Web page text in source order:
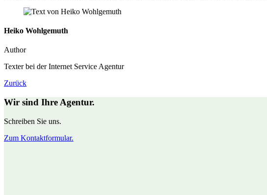
Heiko Wohlgemuth
Author
Texter bei der Internet Service Agentur
Zurück
Wir sind Ihre Agentur.
Schreiben Sie uns.
Zum Kontaktformular.